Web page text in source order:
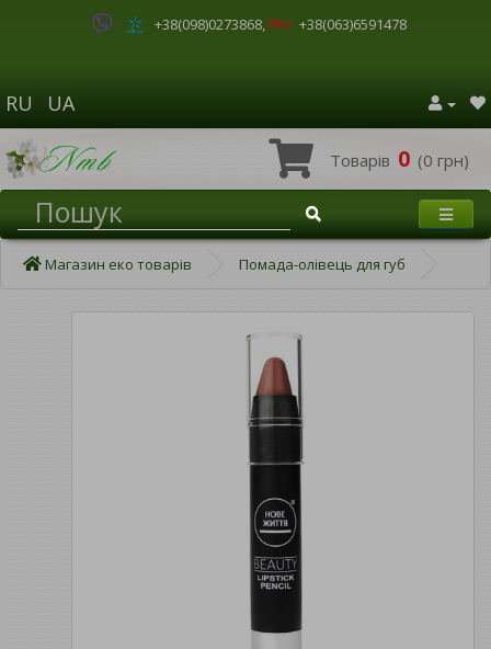
+38(098)0273868, +38(063)6591478
RU UA
Товарів 0 (0 грн)
Магазин еко товарів Помада-олівець для губ